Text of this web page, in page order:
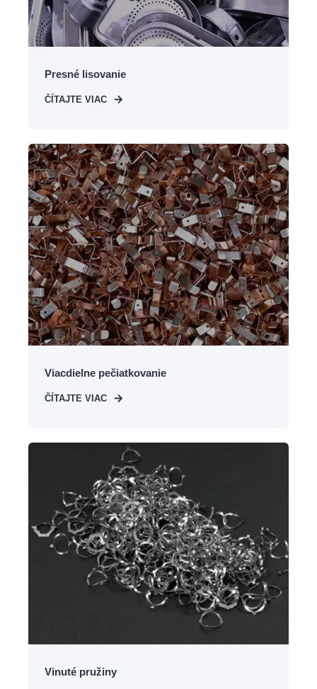
Presné lisovanie
ČÍTAJTE VIAC
Viacdielne pečiatkovanie
ČÍTAJTE VIAC
Vinuté pružiny